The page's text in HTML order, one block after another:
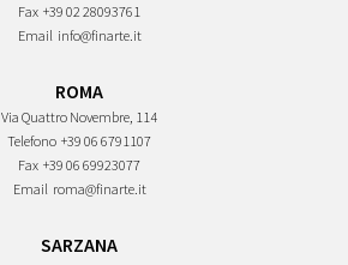
Fax +39 02 28093761
Email info@finarte.it
ROMA
Via Quattro Novembre, 114
Telefono +39 06 6791107
Fax +39 06 69923077
Email roma@finarte.it
SARZANA